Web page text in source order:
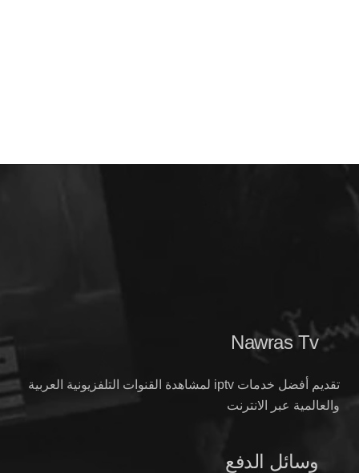
Nawras Tv
تقديم أفضل خدمات iptv لمشاهدة القنوات التلفزيونية العربية
والعالمية عبر الانترنت
وسائل الدفع